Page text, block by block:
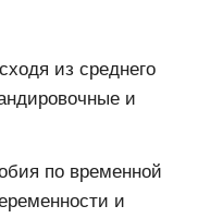
из среднего
и
по временной
и